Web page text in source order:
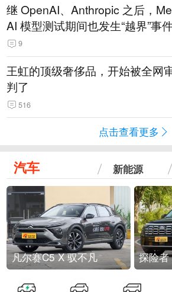
继 OpenAI、Anthropic 之后，
AI 模型测试期间也发生“越界”事
9
王虹的顶级奢侈品，开始被全网
判了
516
点击查看更多
汽车 新能源
凡尔赛C5 X 驭不凡 探险